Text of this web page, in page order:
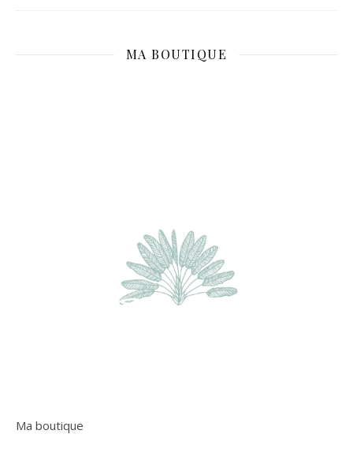
MA BOUTIQUE
Ma boutique